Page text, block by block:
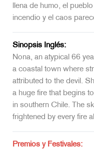
llena de humo, el
incendio y el caos
Sinopsis Inglés:
Nona, an atypical 66
a coastal town where
attributed to the devil.
a huge fire that begins
in southern Chile. The
frightened by every fire
Premios y Festivales: